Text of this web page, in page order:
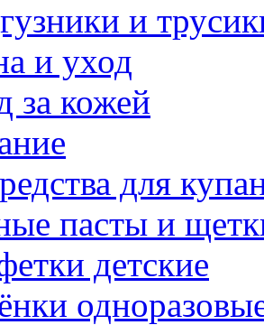
и
и уход
за кожей
для
пасты и
детские